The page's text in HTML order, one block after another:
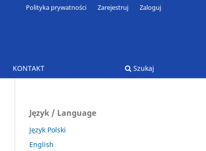
KONTAKT Szukaj
Polityka prywatności Zarejestruj Zaloguj
Język / Language
Język Polski
English